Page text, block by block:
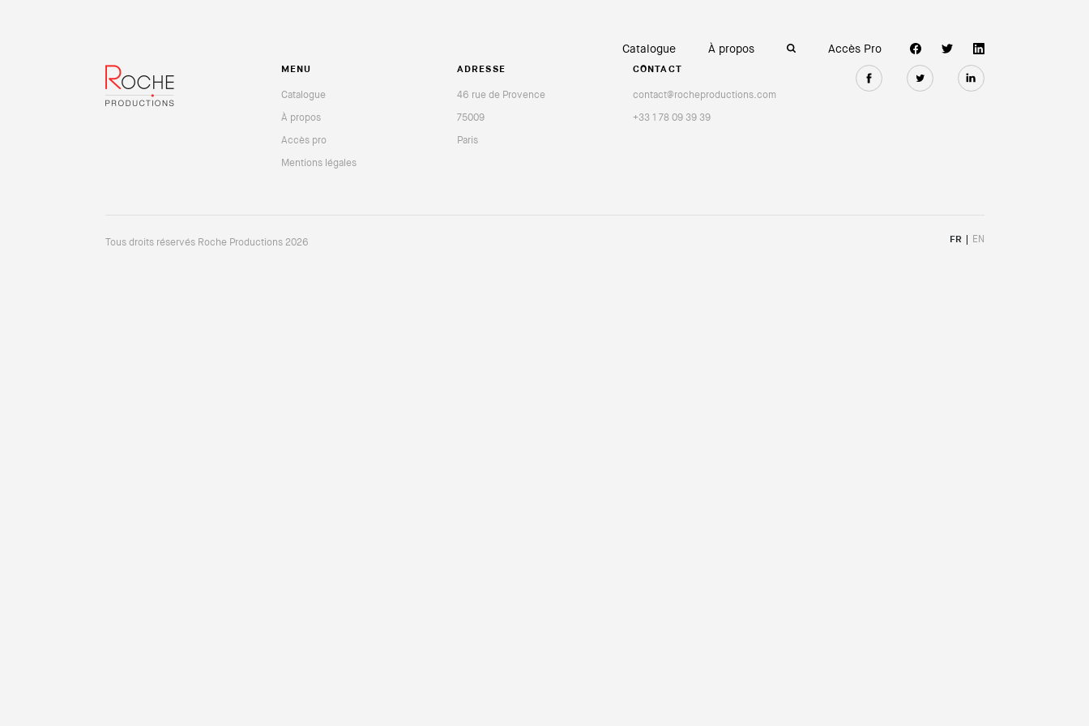
Catalogue À propos Accès Pro
MENU
Catalogue
À propos
Accès pro
Mentions légales
ADRESSE
46 rue de Provence
75009
Paris
CONTACT
contact@rocheproductions.com
+33 1 78 09 39 39
Tous droits réservés Roche Productions 2026 FR EN